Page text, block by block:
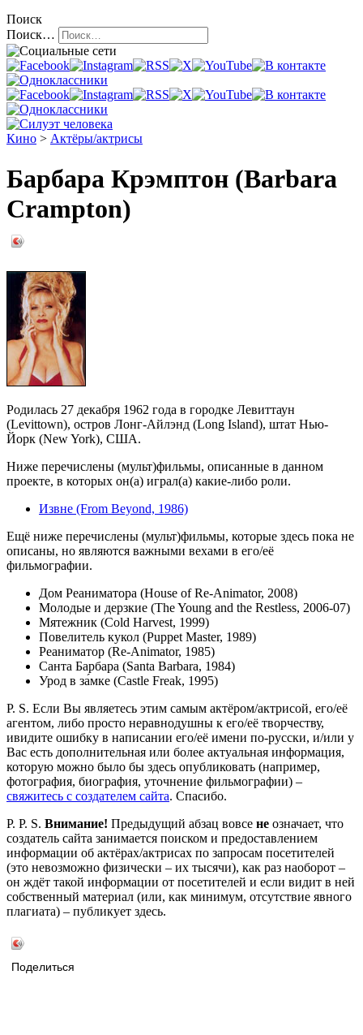
Поиск
Поиск…
Кино > Актёры/актрисы
Барбара Крэмптон (Barbara
Crampton)
Родилась 27 декабря 1962 года в городке Левиттаун
(Levittown), остров Лонг-Айлэнд (Long Island), штат Нью-
Йорк (New York), США.
Ниже перечислены (мульт)фильмы, описанные в данном
проекте, в которых он(а) играл(а) какие-либо роли.
Извне (From Beyond, 1986)
Ещё ниже перечислены (мульт)фильмы, которые здесь пока не
описаны, но являются важными вехами в его/её
фильмографии.
Дом Реаниматора (House of Re-Animator, 2008)
Молодые и дерзкие (The Young and the Restless, 2006-07)
Мятежник (Cold Harvest, 1999)
Повелитель кукол (Puppet Master, 1989)
Реаниматор (Re-Animator, 1985)
Санта Барбара (Santa Barbara, 1984)
Урод в за́мке (Castle Freak, 1995)
P. S. Если Вы являетесь этим самым актёром/актрисой, его/её
агентом, либо просто неравнодушны к его/её творчеству,
ивидите ошибку в написании его/её имени по-русски, и/или у
Вас есть дополнительная или более актуальная информация,
которую можно было бы здесь опубликовать (например,
фотография, биография, уточнение фильмографии) –
свяжитесь с создателем сайта. Спасибо.
P. P. S. Внимание! Предыдущий абзац вовсе не означает, что
создатель сайта занимается поиском и предоставлением
информации об актёрах/актрисах по запросам посетителей
(это невозможно физически – их тысячи), как раз наоборот –
он ждёт такой информации от посетителей и если видит в ней
собственный материал (или, как минимум, отсутствие явного
плагиата) – публикует здесь.
Поделиться